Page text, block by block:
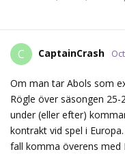
C CaptainCrash
Om man tar Abols som
Rögle över säsongen
under (eller efter)
kontrakt vid spel i
fall komma överens med